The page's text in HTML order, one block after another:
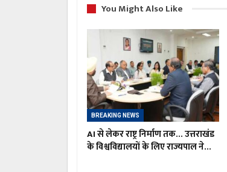
You Might Also Like
BREAKING NEWS
AI से लेकर राष्ट्र निर्माण तक… उत्तराखंड
के विश्वविद्यालयों के लिए राज्यपाल ने…